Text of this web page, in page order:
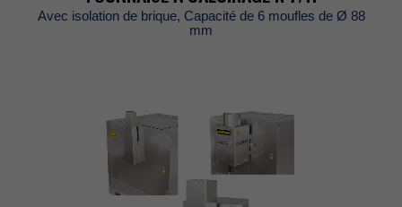
Avecisolationdebrique,Capacitéde6mouflesdeØ88
mm